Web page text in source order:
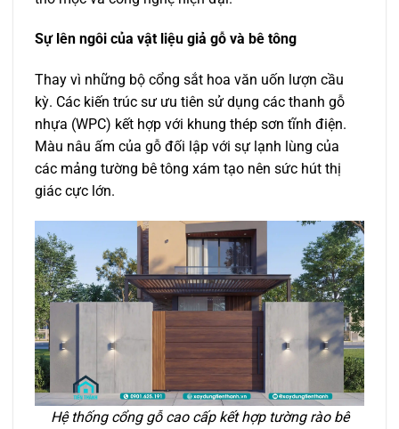
Sự lên ngôi của vật liệu giả gỗ và bê tông
Thay vì những bộ cổng sắt hoa văn uốn lượn cầu
kỳ. Các kiến trúc sư ưu tiên sử dụng các thanh gỗ
nhựa (WPC) kết hợp với khung thép sơn tĩnh điện.
Màu nâu ấm của gỗ đối lập với sự lạnh lùng của
các mảng tường bê tông xám tạo nên sức hút thị
giác cực lớn.
Hệ thống cổng gỗ cao cấp kết hợp tường rào bê